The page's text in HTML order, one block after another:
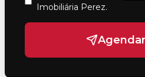
Imobiliária Perez.